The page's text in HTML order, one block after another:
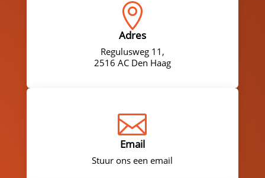

Adres
Regulusweg 11,
2516 AC Den Haag

Email
Stuur ons een email